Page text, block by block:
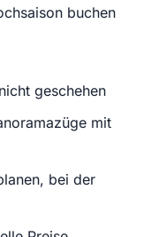
buchen
geschehen
mit
bei der